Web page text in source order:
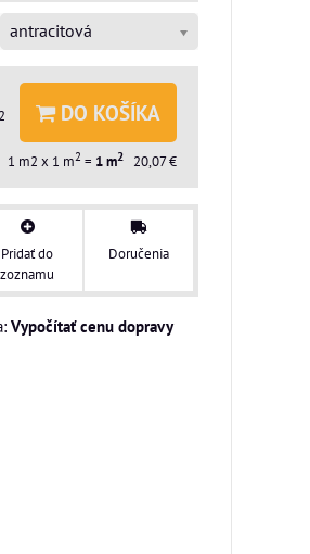
antracitová
DO KOŠÍKA
1 m2 x 1 m2 = 1m2 20,07 €
Pridať do
zoznamu
Doručenia
Vypočítať cenu dopravy